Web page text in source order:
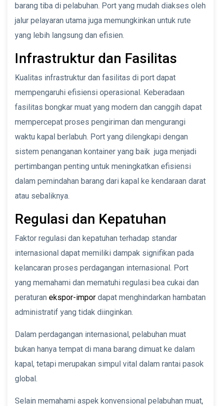
barang tiba di pelabuhan. Port yang mudah diakses oleh
jalur pelayaran utama juga memungkinkan untuk rute
yang lebih langsung dan efisien.
Infrastruktur dan Fasilitas
Kualitas infrastruktur dan fasilitas di port dapat
mempengaruhi efisiensi operasional. Keberadaan
fasilitas bongkar muat yang modern dan canggih dapat
mempercepat proses pengiriman dan mengurangi
waktu kapal berlabuh. Port yang dilengkapi dengan
sistem penanganan kontainer yang baik juga menjadi
pertimbangan penting untuk meningkatkan efisiensi
dalam pemindahan barang dari kapal ke kendaraan darat
atau sebaliknya.
Regulasi dan Kepatuhan
Faktor regulasi dan kepatuhan terhadap standar
internasional dapat memiliki dampak signifikan pada
kelancaran proses perdagangan internasional. Port
yang memahami dan mematuhi regulasi bea cukai dan
peraturan ekspor-impor dapat menghindarkan hambatan
administratif yang tidak diinginkan.
Dalam perdagangan internasional, pelabuhan muat
bukan hanya tempat di mana barang dimuat ke dalam
kapal, tetapi merupakan simpul vital dalam rantai pasok
global.
Selain memahami aspek konvensional pelabuhan muat,